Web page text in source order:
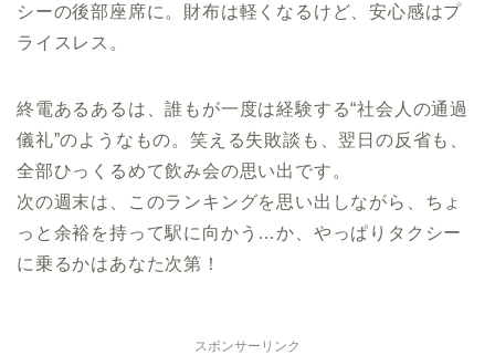
シーの後部座席に。財布は軽くなるけど、安心感はプ
ライスレス。
終電あるあるは、誰もが一度は経験する“社会人の通過
儀礼”のようなもの。笑える失敗談も、翌日の反省も、
全部ひっくるめて飲み会の思い出です。
次の週末は、このランキングを思い出しながら、ちょ
っと余裕を持って駅に向かう…か、やっぱりタクシー
に乗るかはあなた次第！
スポンサーリンク